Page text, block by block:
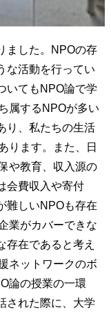
ました。NPOの存
な活動を行ってい
いてもNPO論で学
属するNPOが多い
り、私たちの生活
ります。また、日
や教育、収入源の
会費収入や寄付
難しいNPOも存在
業がカバーできな
存在であると考え
ネットワークのボ
論の授業の一環
された際に、大学